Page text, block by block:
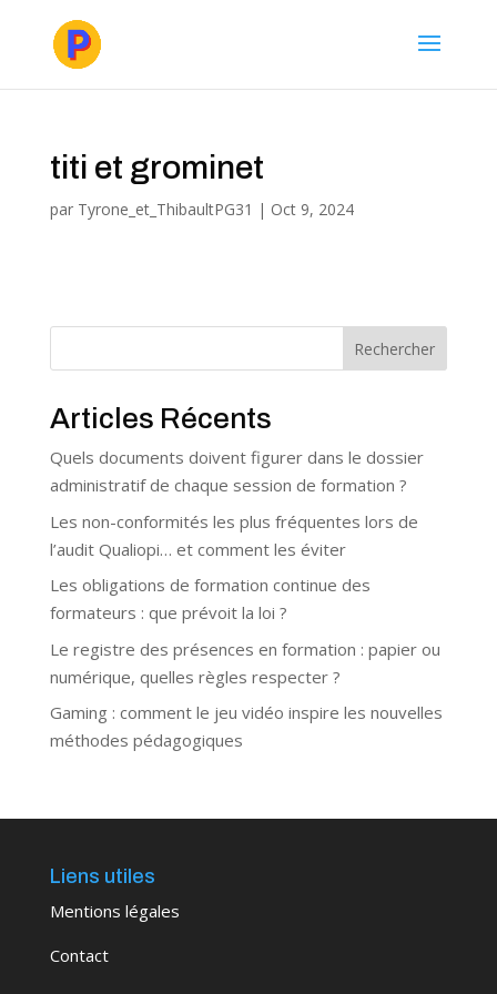
titi et grominet
par Tyrone_et_ThibaultPG31 | Oct 9, 2024
Rechercher
Articles Récents
Quels documents doivent figurer dans le dossier
administratif de chaque session de formation ?
Les non-conformités les plus fréquentes lors de
l’audit Qualiopi… et comment les éviter
Les obligations de formation continue des
formateurs : que prévoit la loi ?
Le registre des présences en formation : papier ou
numérique, quelles règles respecter ?
Gaming : comment le jeu vidéo inspire les nouvelles
méthodes pédagogiques
Liens utiles
Mentions légales
Contact